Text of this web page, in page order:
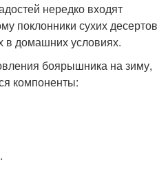
нередко входят
поклонники сухих десертов
в домашних условиях.
боярышника на зиму,
компоненты: